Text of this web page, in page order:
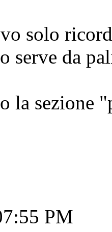
solo
serve da
la sezione
PM